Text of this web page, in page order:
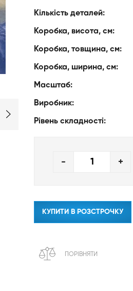
Кількість деталей:
Коробка, висота, см:
Коробка, товщина, см:
Коробка, ширина, см:
Масштаб:
Виробник:
Рівень складності:
- +
КУПИТИ В РОЗСТРОЧКУ
ПОРІВНЯТИ